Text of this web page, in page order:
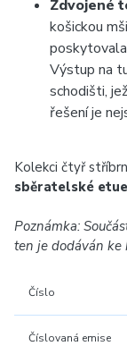
Zdvojené
košickou
Výstup na
schodišti,
řešení je
Kolekci čtyř
sběratelské
Poznámka:
ten je dodáván ke
Číslo
Číslovaná emise